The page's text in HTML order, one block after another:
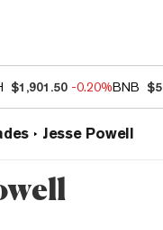
$1,901.50 -0.20%BNB
Jesse Powell